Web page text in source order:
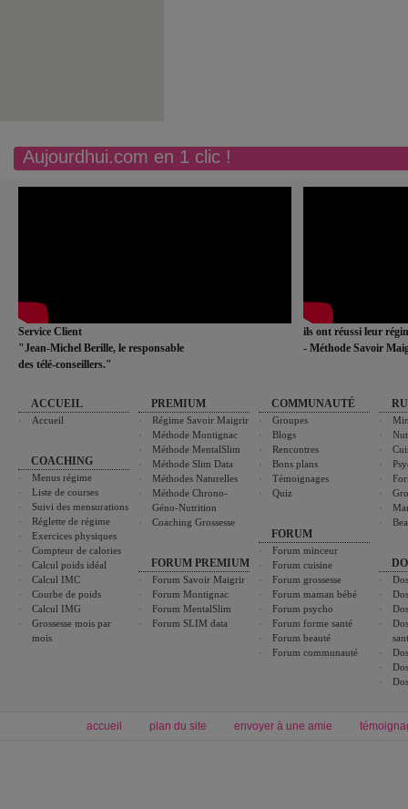
Aujourdhui.com en 1 clic !
Service Client
"Jean-Michel Berille, le responsable
des télé-conseillers."
ils ont réussi leur
- Méthode Savoir
ACCUEIL
Accueil
COACHING
Menus régime
Liste de courses
Suivi des mensurations
Réglette de régime
Exercices physiques
Compteur de calories
Calcul poids idéal
Calcul IMC
Courbe de poids
Calcul IMG
Grossesse mois par
mois
PREMIUM
Régime Savoir Maigrir
Méthode Montignac
Méthode MentalSlim
Méthode Slim Data
Méthodes Naturelles
Méthode Chrono-
Géno-Nutrition
Coaching Grossesse
FORUM PREMIUM
Forum Savoir Maigrir
Forum Montignac
Forum MentalSlim
Forum SLIM data
COMMUNAUTÉ
Groupes
Blogs
Rencontres
Bons plans
Témoignages
Quiz
FORUM
Forum minceur
Forum cuisine
Forum grossesse
Forum maman bébé
Forum psycho
Forum forme santé
Forum beauté
Forum communauté
accueil plan du site envoyer à une amie